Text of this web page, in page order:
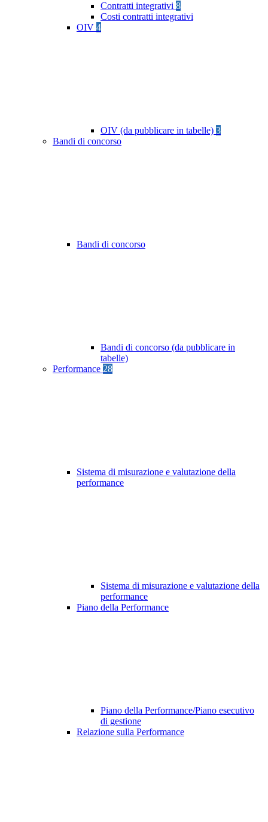
Contratti integrativi 8
Costi contratti integrativi
OIV 4
OIV (da pubblicare in tabelle) 3
Bandi di concorso
Bandi di concorso
Bandi di concorso (da pubblicare in
tabelle)
Performance 28
Sistema di misurazione e valutazione della
performance
Sistema di misurazione e valutazione della
performance
Piano della Performance
Piano della Performance/Piano esecutivo
di gestione
Relazione sulla Performance